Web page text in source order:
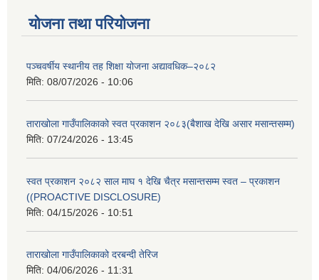
योजना तथा परियोजना
पञ्चवर्षीय स्थानीय तह शिक्षा योजना अद्यावधिक–२०८२
मिति: 08/07/2026 - 10:06
ताराखोला गाउँपालिकाको स्वत प्रकाशन २०८३(बैशाख देखि असार मसान्तसम्म)
मिति: 07/24/2026 - 13:45
स्वत प्रकाशन २०८२ साल माघ १ देखि चैत्र मसान्तसम्म स्वत – प्रकाशन
((PROACTIVE DISCLOSURE)
मिति: 04/15/2026 - 10:51
ताराखोला गाउँपालिकाको दरबन्दी तेरिज
मिति: 04/06/2026 - 11:31